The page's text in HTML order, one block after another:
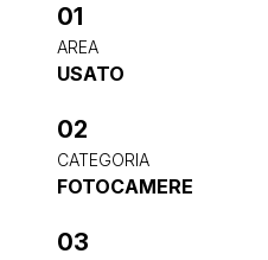
01
AREA
USATO
02
CATEGORIA
FOTOCAMERE
03